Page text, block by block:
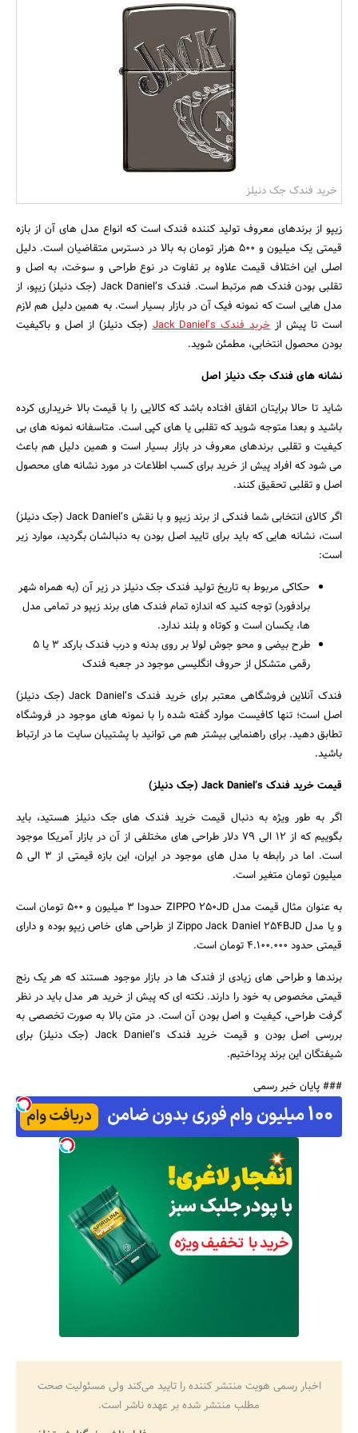
جستجو
خرید فندک جک دنیلز
زیپو از برندهای معروف تولید کننده فندک است که انواع مدل های آن از بازه
قیمتی یک میلیون و ۵۰۰ هزار تومان به بالا در دسترس متقاضیان است. دلیل
اصلی این اختلاف قیمت علاوه بر تفاوت در نوع طراحی و سوخت، به اصل و
تقلبی بودن فندک هم مرتبط است. فندک Jack Daniel’s (جک دنیلز) زیپو، از
مدل هایی است که نمونه فیک آن در بازار بسیار است. به همین دلیل هم لازم
است تا پیش ازخرید فندک Jack Daniel’s
(جک دنیلز) از اصل و باکیفیت
بودن محصول انتخابی، مطمئن شوید.
نشانه های فندک جک دنیلز اصل
شاید تا حالا برایتان اتفاق افتاده باشد که کالایی را با قیمت بالا خریداری کرده
باشید و بعدا متوجه شوید که تقلبی یا های کپی است. متاسفانه نمونه های بی
کیفیت و تقلبی برندهای معروف در بازار بسیار است و همین دلیل هم باعث
می شود که افراد پیش از خرید برای کسب اطلاعات در مورد نشانه های محصول
اصل و تقلبی تحقیق کنند.
اگر کالای انتخابی شما فندکی از برند زیپو و با نقش Jack Daniel’s (جک دنیلز)
است، نشانه هایی که باید برای تایید اصل بودن به دنبالشان بگردید، موارد زیر
است:
حکاکی مربوط به تاریخ تولید فندک جک دنیلز در زیر آن (به همراه شهر
برادفورد) توجه کنید که اندازه تمام فندک های برند زیپو در تمامی مدل
ها، یکسان است و کوتاه و بلند ندارد.
طرح بیضی و محو جوش لولا بر روی بدنه و درب فندک بارکد 3 یا 5
رقمی متشکل از حروف انگلیسی موجود در جعبه فندک
فندک آنلاین فروشگاهی معتبر برای خرید فندک Jack Daniel’s (جک دنیلز)
اصل است؛ تنها کافیست موارد گفته شده را با نمونه های موجود در فروشگاه
تطابق دهید. برای راهنمایی بیشتر هم می توانید با پشتیبان سایت ما در ارتباط
باشید.
قیمت خرید فندک Jack Daniel’s ( جک دنیلز)
اگر به طور ویژه به دنبال قیمت خرید فندک های جک دنیلز هستید، باید
بگوییم که از 12 الی 79 دلار طراحی های مختلفی از آن در بازار آمریکا موجود
است. اما در رابطه با مدل های موجود در ایران، این بازه قیمتی از 3 الی 5
میلیون تومان متغیر است.
به عنوان مثال قیمت مدل ZIPPO 250JD حدودا 3 میلیون و 500 تومان است
و یا مدل Zippo Jack Daniel 254BJD از طراحی های خاص زیپو بوده و دارای
قیمتی حدود 4.100.000 تومان است.
برندها و طراحی های زیادی از فندک ها در بازار موجود هستند که هر یک رنج
قیمتی مخصوص به خود را دارند. نکته ای که پیش از خرید هر مدل باید در نظر
گرفت طراحی، کیفیت و اصل بودن آن است. در متن بالا به صورت تخصصی به
بررسی اصل بودن و قیمت خرید فندک Jack Daniel’s (جک دنیلز) برای
شیفتگان این برند پرداختیم.
### پایان خبر رسمی
اخبار رسمی هویت منتشر کننده را تایید می‌کند ولی مسئولیت صحت
مطلب منتشر شده بر عهده ناشر است.